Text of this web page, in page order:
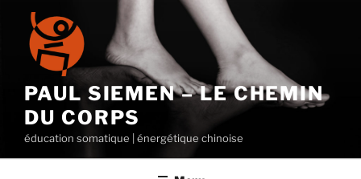
contenu
principal
PAUL SIEMEN – LE CHEMIN
DU CORPS
éducation somatique | énergétique chinoise